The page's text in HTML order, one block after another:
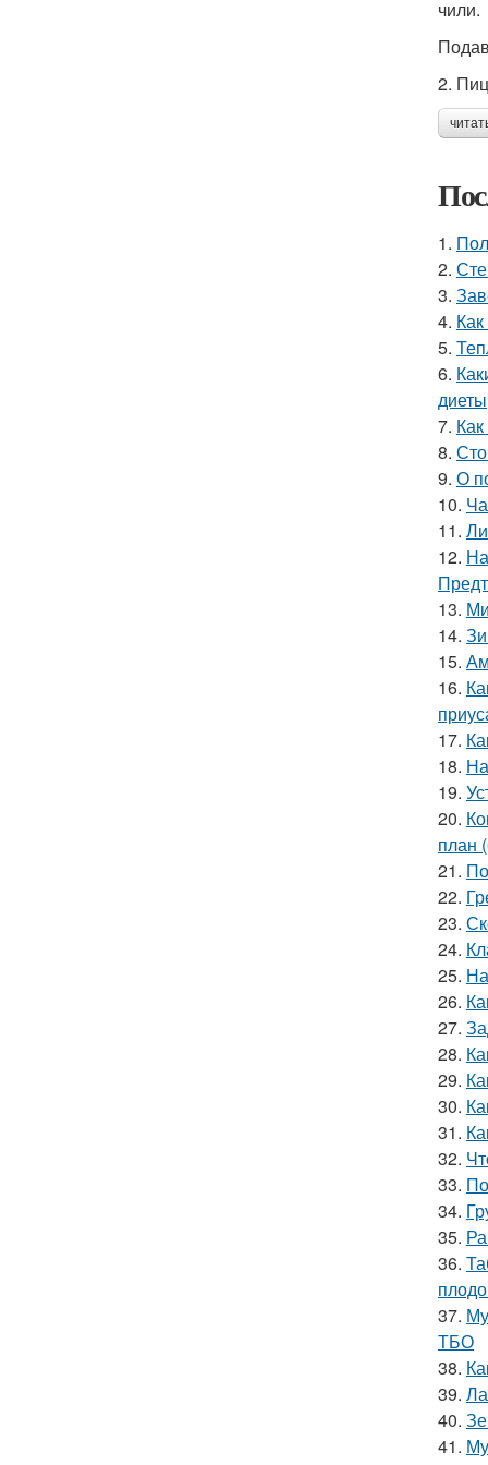
чили.
2.
1.
2.
3.
4.
5.
6.
диеты
7.
8.
9. О
10.
11.
12.
13.
14.
15.
16.
17.
18.
19.
20.
план
21.
22.
23.
24.
25.
26.
27.
28.
29.
30.
31.
32.
33.
34.
35.
36.
37.
ТБО
38.
39.
40.
41.